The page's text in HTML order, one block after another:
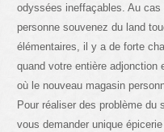
odyssées ineffaçables. Au
personne souvenez du land
élémentaires, il y a de forte
quand votre entière adjonction
où le nouveau magasin
Pour réaliser des problème
vous demander unique